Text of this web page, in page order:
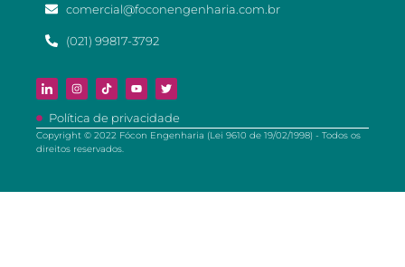
comercial@foconengenharia.com.br
(021) 99817-3792
Política de privacidade
Copyright © 2022 Fócon Engenharia (Lei 9610 de 19/02/1998) - Todos os
direitos reservados.